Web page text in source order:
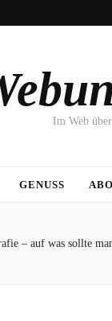
Im Web
GENUSS
– auf was sollte